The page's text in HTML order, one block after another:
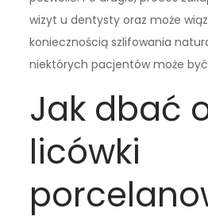
wizyt u dentysty oraz może
koniecznością szlifowania
niektórych pacjentów może
Jak dbać
licówki